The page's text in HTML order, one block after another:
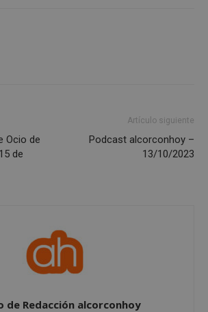
Ocio de
de
Artículo siguiente
Podcast alcorconhoy –
13/10/2023
de Redacción alcorconhoy
Cookies de rendimiento
Cookies de preferencias
Cookies de funcionalidad